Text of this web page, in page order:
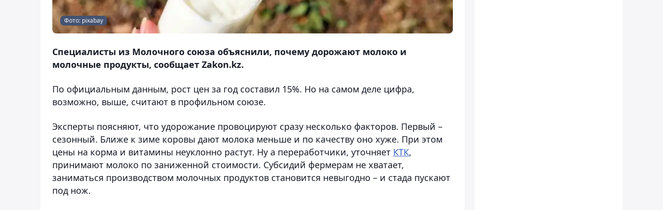
Фото: pixabay
Специалисты из Молочного союза объяснили, почему дорожают молоко и
молочные продукты, сообщает Zakon.kz.
По официальным данным, рост цен за год составил 15%. Но на самом деле цифра,
возможно, выше, считают в профильном союзе.
Эксперты поясняют, что удорожание провоцируют сразу несколько факторов. Первый –
сезонный. Ближе к зиме коровы дают молока меньше и по качеству оно хуже. При этом
цены на корма и витамины неуклонно растут. Ну а переработчики, уточняет КТК,
принимают молоко по заниженной стоимости. Субсидий фермерам не хватает,
заниматься производством молочных продуктов становится невыгодно – и стада пускают
под нож.